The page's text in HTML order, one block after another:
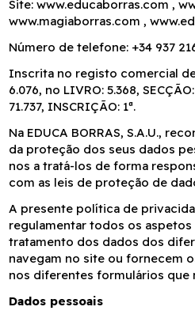
Site: www.educaborras.com ,
www.magiaborras.com ,
Número de telefone: +34 937
Inscrita no registo comercial de
6.076, no LIVRO: 5.368,
71.737, INSCRIÇÃO: 1ª.
Na EDUCA BORRAS, S.A.U.,
da proteção dos seus dados
nos a tratá-los de forma
com as leis de proteção de
A presente política de
regulamentar todos os
tratamento dos dados dos
navegam no site ou fornecem
nos diferentes formulários que
Dados pessoais